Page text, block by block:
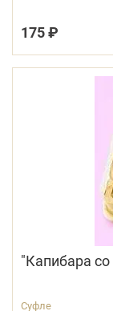
175 ₽
"Капибара
Суфле